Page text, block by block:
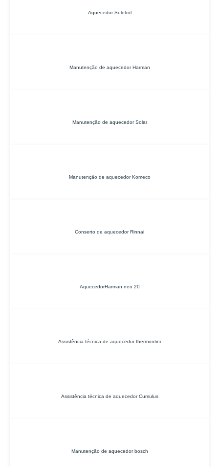
Aquecedor Soletrol
Manutenção de aquecedor Harman
Manutenção de aquecedor Solar
Manutenção de aquecedor Komeco
Conserto de aquecedor Rinnai
AquecedorHarman neo 20
Assistência técnica de aquecedor thermontini
Assistência técnica de aquecedor Cumulus
Manutenção de aquecedor bosch